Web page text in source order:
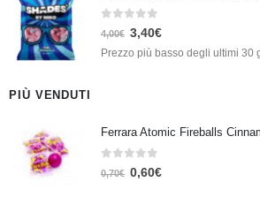
Su 5
4,00€ 3,40€
Prezzo più basso degli ultimi 30
PIÙ VENDUTI
Ferrara Atomic Fireballs
Su 5
0,70€ 0,60€